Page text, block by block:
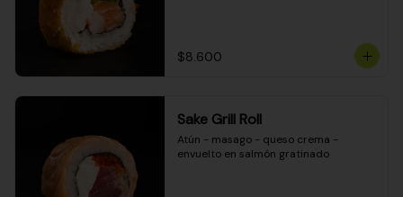
$8.600
Sake Grill Roll
Atún - masago - queso crema -
envuelto en salmón gratinado